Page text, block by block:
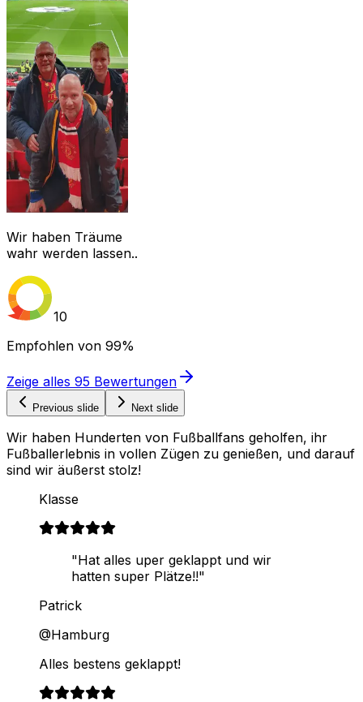
Wir haben Träume
wahr werden lassen..
10
Empfohlen von 99%
Zeige alles 95 Bewertungen
Previous slide Next slide
Wir haben Hunderten von Fußballfans geholfen, ihr
Fußballerlebnis in vollen Zügen zu genießen, und darauf
sind wir äußerst stolz!
Klasse
"Hat alles uper geklappt und wir
hatten super Plätze!!"
Patrick
@Hamburg
Alles bestens geklappt!